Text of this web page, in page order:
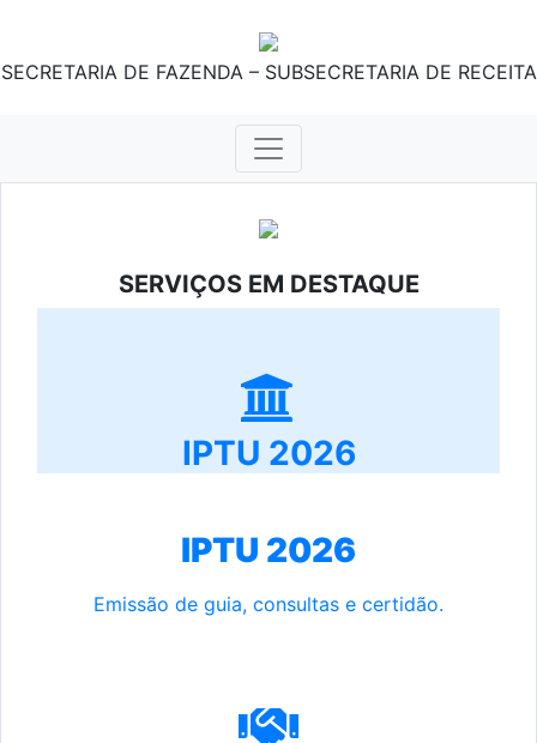
SECRETARIA DE FAZENDA – SUBSECRETARIA DE RECEITA
SERVIÇOS EM DESTAQUE
IPTU 2026
IPTU 2026
Emissão de guia, consultas e certidão.